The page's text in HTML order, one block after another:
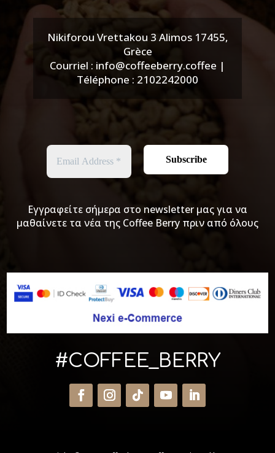
Nikiforou Vrettakou 3 Alimos 17455,
Grèce
Courriel : info@coffeeberry.coffee |
Téléphone : 2102242000
Εγγραφείτε σήμερα στο newsletter μας για να
μαθαίνετε τα νέα της Coffee Berry πριν από όλους
#COFFEE_BERRY